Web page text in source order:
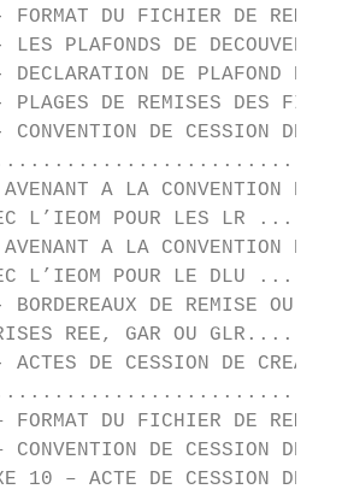
DU FICHIER DE
2 - LES PLAFONDS
3 - DECLARATION DE
- PLAGES DE REMISES
DE CESSION DE
A LA CONVENTION DE
AVEC L’IEOM
A LA CONVENTION DE
AVEC L’IEOM
DE REMISE OU DE
REE,
DE CESSION DE
DU FICHIER DE
CONVENTION DE
10 – ACTE DE CESSION DE